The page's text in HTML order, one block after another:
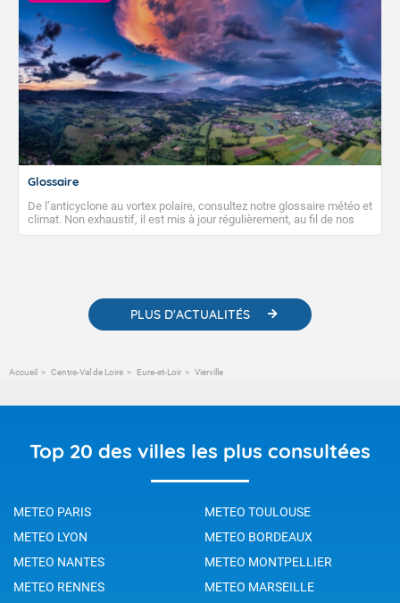
Glossaire
De l’anticyclone au vortex polaire, consultez notre glossaire météo et
climat. Non exhaustif, il est mis à jour régulièrement, au fil de nos
publications. Vous y trouverez également des liens utiles vers nos
PLUS D'ACTUALITÉS
Accueil Centre-Val de Loire Eure-et-Loir Vierville
Top 20 des villes les plus consultées
METEO PARIS
METEO TOULOUSE
METEO LYON
METEO BORDEAUX
METEO NANTES
METEO MONTPELLIER
METEO RENNES
METEO MARSEILLE